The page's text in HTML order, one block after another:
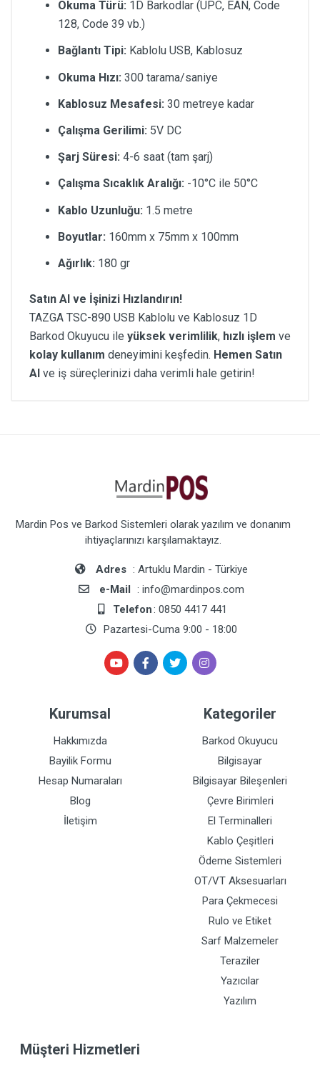
Okuma Türü: 1D Barkodlar (UPC, EAN, Code
128, Code 39 vb.)
Bağlantı Tipi: Kablolu USB, Kablosuz
Okuma Hızı: 300 tarama/saniye
Kablosuz Mesafesi: 30 metreye kadar
Çalışma Gerilimi: 5V DC
Şarj Süresi: 4-6 saat (tam şarj)
Çalışma Sıcaklık Aralığı: -10°C ile 50°C
Kablo Uzunluğu: 1.5 metre
Boyutlar: 160mm x 75mm x 100mm
Ağırlık: 180 gr
Satın Al ve İşinizi Hızlandırın!
TAZGA TSC-890 USB Kablolu ve Kablosuz 1D
Barkod Okuyucu ile yüksek verimlilik, hızlı işlem ve
kolay kullanım deneyimini keşfedin. Hemen Satın
Al ve iş süreçlerinizi daha verimli hale getirin!
Mardin Pos ve Barkod Sistemleri olarak yazılım ve donanım
ihtiyaçlarınızı karşılamaktayız.
Adres : Artuklu Mardin - Türkiye
e-Mail : info@mardinpos.com
Telefon: 0850 4417 441
Pazartesi-Cuma 9:00 - 18:00
Kurumsal
Hakkımızda
Bayilik Formu
Hesap Numaraları
Blog
İletişim
Kategoriler
Barkod Okuyucu
Bilgisayar
Bilgisayar Bileşenleri
Çevre Birimleri
El Terminalleri
Kablo Çeşitleri
Ödeme Sistemleri
OT/VT Aksesuarları
Para Çekmecesi
Rulo ve Etiket
Sarf Malzemeler
Teraziler
Yazıcılar
Yazılım
Müşteri Hizmetleri